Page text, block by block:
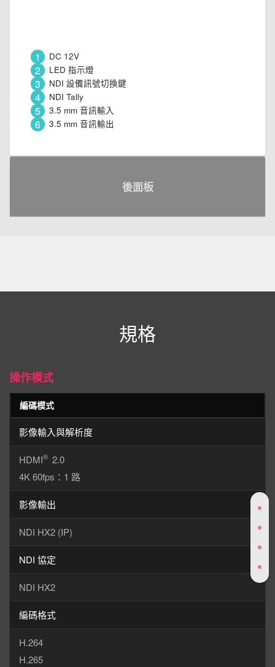
1 DC 12V
2 LED 指示燈
3 NDI 設備訊號切換鍵
4 NDI Tally
5 3.5 mm 音訊輸入
6 3.5 mm 音訊輸出
後面板
規格
操作模式
編碼模式
影像輸入與解析度
HDMI® 2.0
4K 60fps：1 路
影像輸出
NDI HX2 (IP)
NDI 協定
NDI HX2
編碼格式
H.264
H.265